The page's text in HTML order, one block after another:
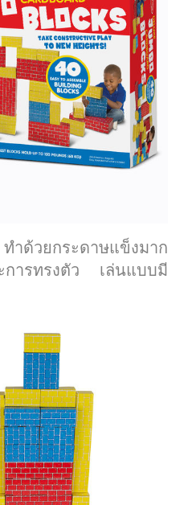
ด้วยกระดาษแข็งมาก
ารทรงตัว เล่นแบบมี